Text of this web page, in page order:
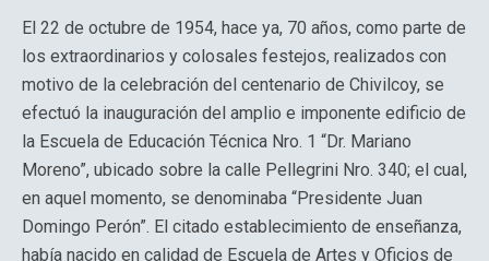
El 22 de octubre de 1954, hace ya, 70 años, como parte de
los extraordinarios y colosales festejos, realizados con
motivo de la celebración del centenario de Chivilcoy, se
efectuó la inauguración del amplio e imponente edificio de
la Escuela de Educación Técnica Nro. 1 “Dr. Mariano
Moreno”, ubicado sobre la calle Pellegrini Nro. 340; el cual,
en aquel momento, se denominaba “Presidente Juan
Domingo Perón”. El citado establecimiento de enseñanza,
había nacido en calidad de Escuela de Artes y Oficios de